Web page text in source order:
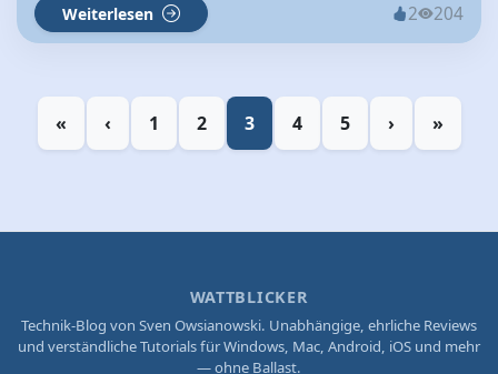
Weiterlesen 2 204
« ‹ 1 2 3 4 5 › »
WATTBLICKER
Technik-Blog von Sven Owsianowski. Unabhängige, ehrliche Reviews
und verständliche Tutorials für Windows, Mac, Android, iOS und mehr
— ohne Ballast.